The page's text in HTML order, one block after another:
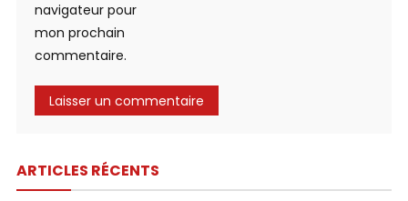
navigateur pour
mon prochain
commentaire.
ARTICLES RÉCENTS